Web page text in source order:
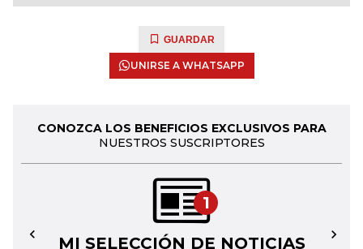
GUARDAR
UNIRSE A WHATSAPP
CONOZCA LOS BENEFICIOS EXCLUSIVOS PARA
NUESTROS SUSCRIPTORES
1
MI SELECCIÓN DE NOTICIAS
← →